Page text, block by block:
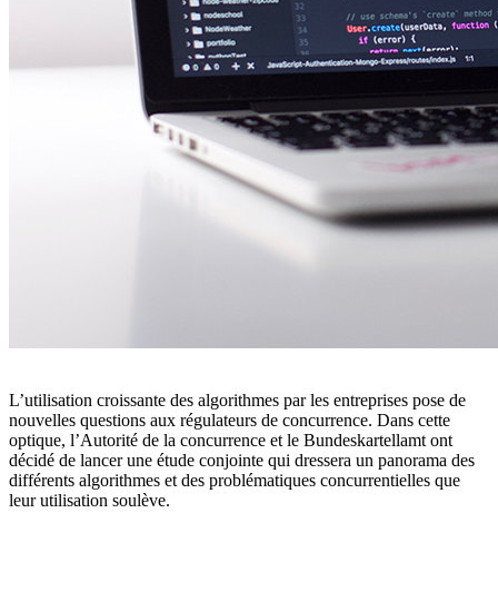
L’utilisation croissante des algorithmes par les entreprises pose de
nouvelles questions aux régulateurs de concurrence. Dans cette
optique, l’Autorité de la concurrence et le Bundeskartellamt ont
décidé de lancer une étude conjointe qui dressera un panorama des
différents algorithmes et des problématiques concurrentielles que
leur utilisation soulève.